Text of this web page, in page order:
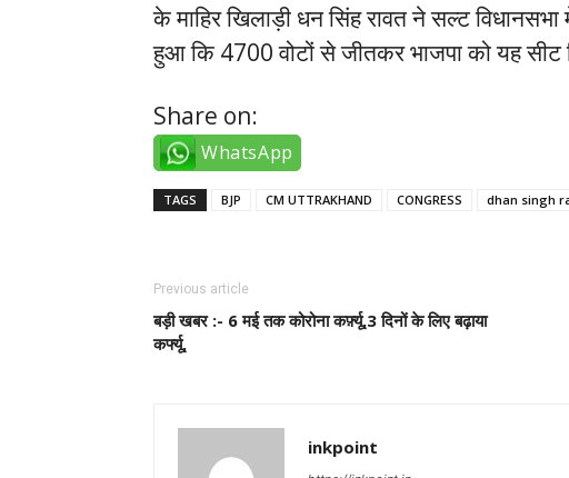
के माहिर खिलाड़ी धन सिंह रावत ने सल्ट
हुआ कि 4700 वोटों से जीतकर भाजपा को यह सीट
Share on:
WhatsApp
TAGS BJP CM UTTRAKHAND CONGRESS dhan singh
Previous article
बड़ी खबर :- 6 मई तक कोरोना कर्फ़्यू,3 दिनों के लिए बढ़ाया
कर्फ्यू,
inkpoint